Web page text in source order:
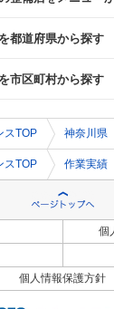
都道府県から探す
市区町村から探す
スTOP 神奈川県
スTOP 作業実績
個
個人情報保護方針